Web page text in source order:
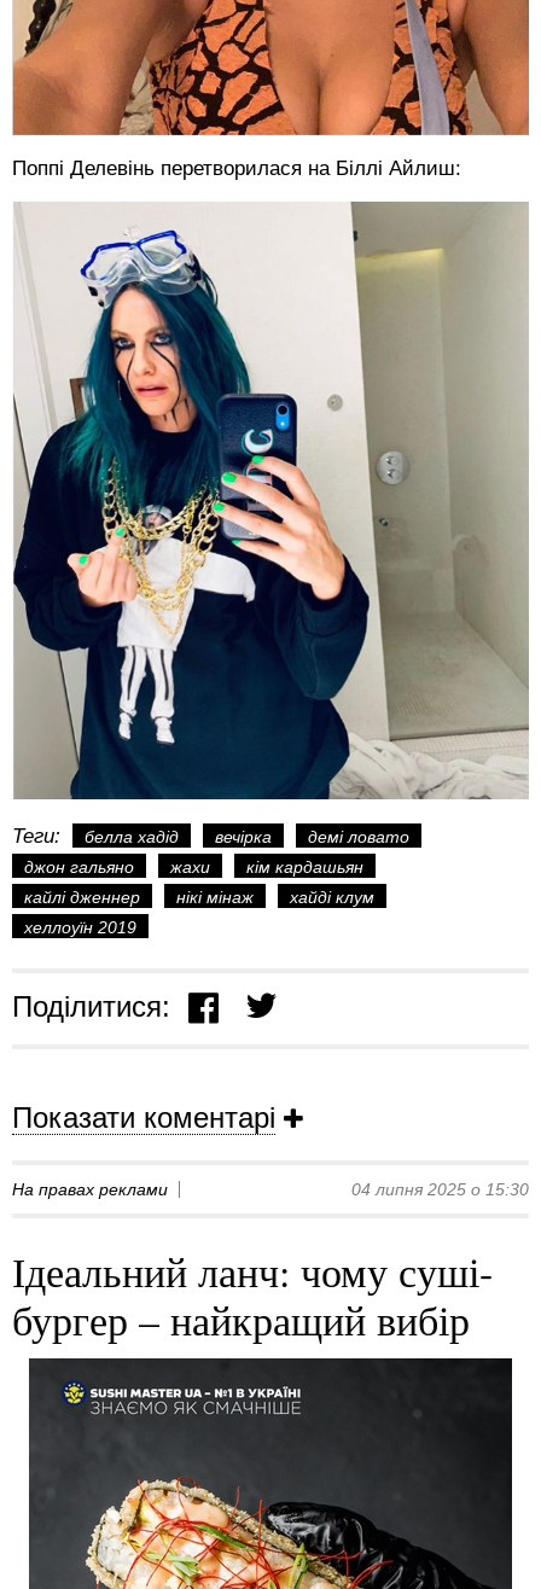
Поппі Делевінь перетворилася на Біллі Айлиш:
Теги: белла хадід вечірка
демі ловато
джон гальяно
жахи
кім кардашьян
кайлі дженнер
нікі мінаж
хайді клум
хеллоуїн 2019
Поділитися:
Показати коментарі
На правах реклами 04 липня 2025 о 15:30
Ідеальний ланч: чому суші-
бургер – найкращий вибір